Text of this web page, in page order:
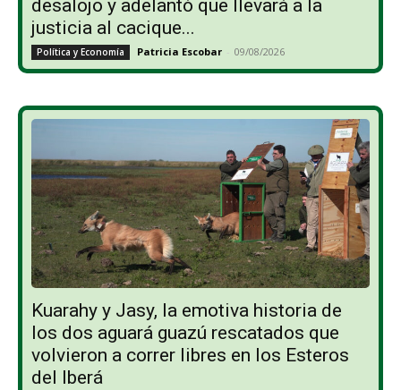
desalojo y adelantó que llevará a la
justicia al cacique...
Política y Economía Patricia Escobar - 09/08/2026
Kuarahy y Jasy, la emotiva historia de
los dos aguará guazú rescatados que
volvieron a correr libres en los Esteros
del Iberá